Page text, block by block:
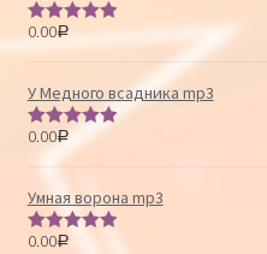
Оценка
0.00Р
У Медного всадника mp3
Оценка
5.00
0.00Р
Умная ворона mp3
Оценка
0.00Р